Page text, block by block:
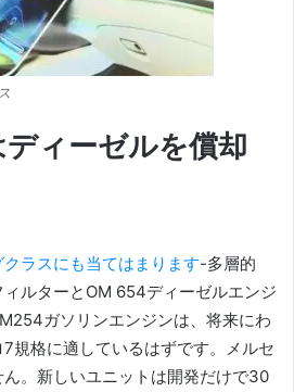
ィーゼルを償却
ラスにも当てはまります-多層的
ルターとOM 654ディーゼルエンジ
ガソリンエンジンは、将来にわ
規格に適しているはずです。メルセ
。新しいユニットは開発だけで30